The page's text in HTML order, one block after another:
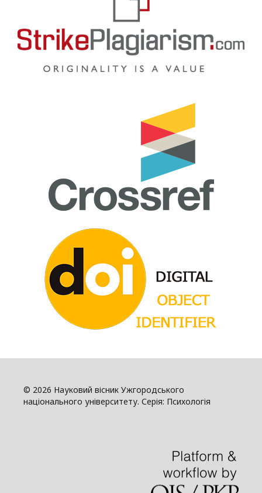
© 2026 Науковий вісник Ужгородського
національного університету. Серія: Психологія